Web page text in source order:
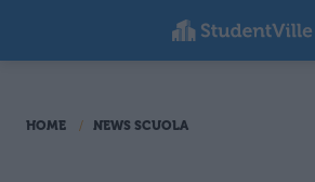
HOME NEWS SCUOLA